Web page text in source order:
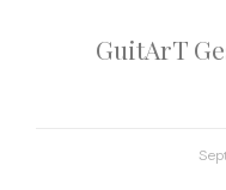
GuitArT